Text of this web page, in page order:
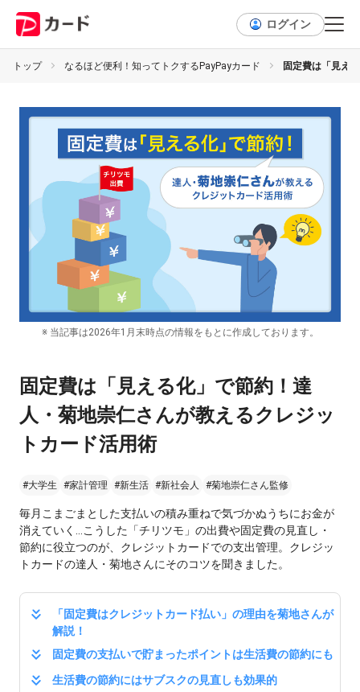
ログイン
トップ なるほど便利！知ってトクするPayPayカード 固定費は「見え
※ 当記事は2026年1⽉末時点の情報をもとに作成しております。
固定費は「見える化」で節約！達
人・菊地崇仁さんが教えるクレジッ
トカード活用術
#大学生 #家計管理 #新生活 #新社会人 #菊地崇仁さん監修
毎月こまごまとした支払いの積み重ねで気づかぬうちにお金が
消えていく…こうした「チリツモ」の出費や固定費の見直し・
節約に役立つのが、クレジットカードでの支出管理。クレジッ
トカードの達人・菊地さんにそのコツを聞きました。
「固定費はクレジットカード払い」の理由を菊地さんが
解説！
固定費の⽀払いで貯まったポイントは⽣活費の節約にも
⽣活費の節約にはサブスクの⾒直しも効果的